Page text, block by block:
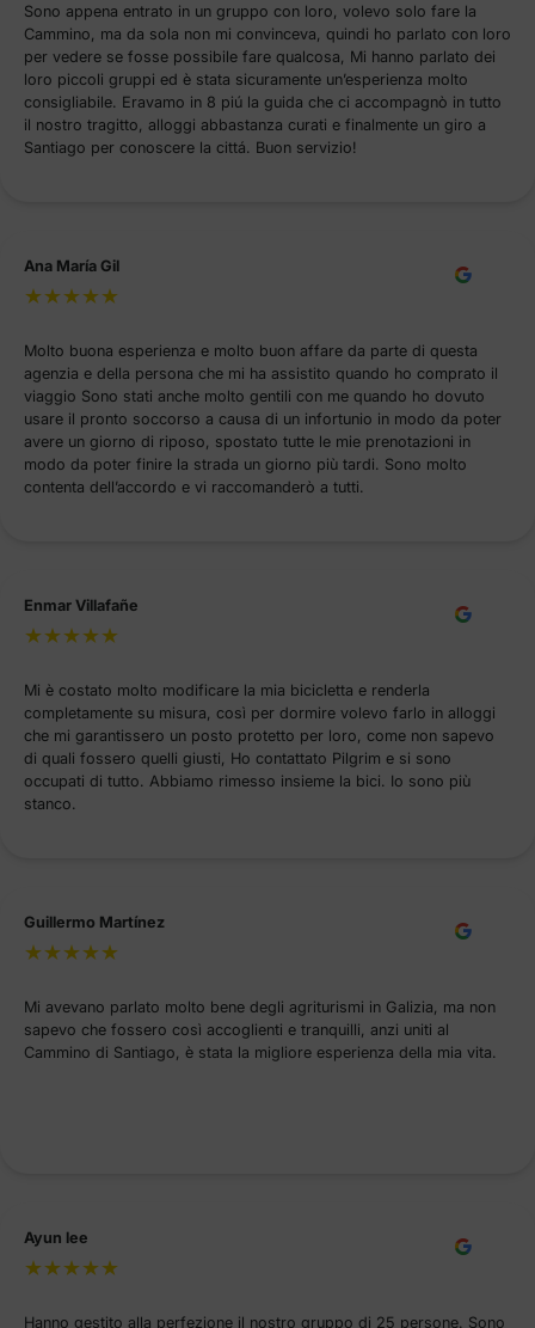
Sono appena entrato in un gruppo con loro, volevo solo fare la
Cammino, ma da sola non mi convinceva, quindi ho parlato con loro
per vedere se fosse possibile fare qualcosa, Mi hanno parlato dei
loro piccoli gruppi ed è stata sicuramente un’esperienza molto
consigliabile. Eravamo in 8 piú la guida che ci accompagnò in tutto
il nostro tragitto, alloggi abbastanza curati e finalmente un giro a
Santiago per conoscere la cittá. Buon servizio!
Ana María Gil
Molto buona esperienza e molto buon affare da parte di questa
agenzia e della persona che mi ha assistito quando ho comprato il
viaggio Sono stati anche molto gentili con me quando ho dovuto
usare il pronto soccorso a causa di un infortunio in modo da poter
avere un giorno di riposo, spostato tutte le mie prenotazioni in
modo da poter finire la strada un giorno più tardi. Sono molto
contenta dell’accordo e vi raccomanderò a tutti.
Enmar Villafañe
Mi è costato molto modificare la mia bicicletta e renderla
completamente su misura, così per dormire volevo farlo in alloggi
che mi garantissero un posto protetto per loro, come non sapevo
di quali fossero quelli giusti, Ho contattato Pilgrim e si sono
occupati di tutto. Abbiamo rimesso insieme la bici. Io sono più
stanco.
Guillermo Martínez
Mi avevano parlato molto bene degli agriturismi in Galizia, ma non
sapevo che fossero così accoglienti e tranquilli, anzi uniti al
Cammino di Santiago, è stata la migliore esperienza della mia vita.
Ayun lee
Hanno gestito alla perfezione il nostro gruppo di 25 persone. Sono